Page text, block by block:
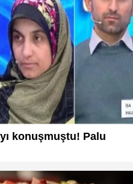
konuşmuştu! Palu